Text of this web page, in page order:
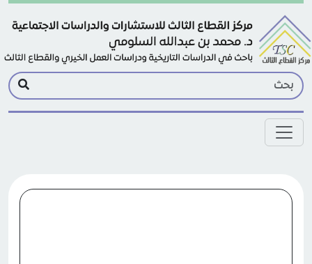
Skip to main content